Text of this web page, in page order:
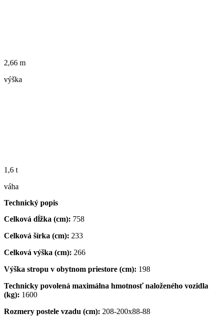
2,66 m
výška
1,6 t
váha
Technický popis
Celková dĺžka (cm): 758
Celková šírka (cm): 233
Celková výška (cm): 266
Výška stropu v obytnom priestore (cm): 198
Technicky povolená maximálna hmotnosť naloženého vozidla
(kg): 1600
Rozmery postele vzadu (cm): 208-200x88-88